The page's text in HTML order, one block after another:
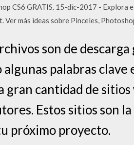
CS6 GRATIS. 15-dic-2017 - Explora
Ver más ideas sobre Pinceles,
son de
palabras
gran cantidad de
Estos sitios son
próximo proyecto.